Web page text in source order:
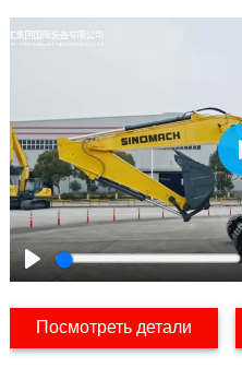
Play
Посмотреть детали